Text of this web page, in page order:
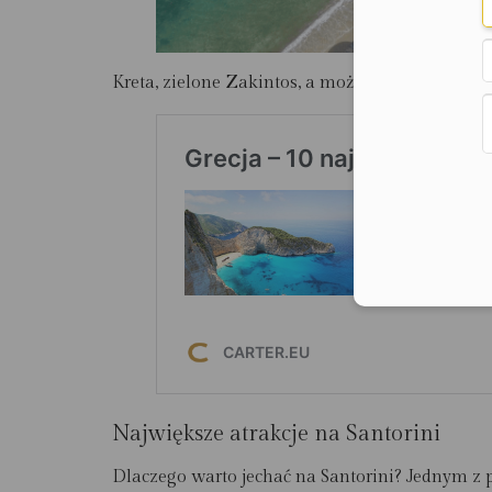
Kreta, zielone Zakintos, a może modne
Największe atrakcje na Santorini
Dlaczego warto jechać na Santorini? Jednym